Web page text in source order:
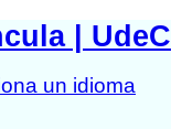
| UdeC
un idioma